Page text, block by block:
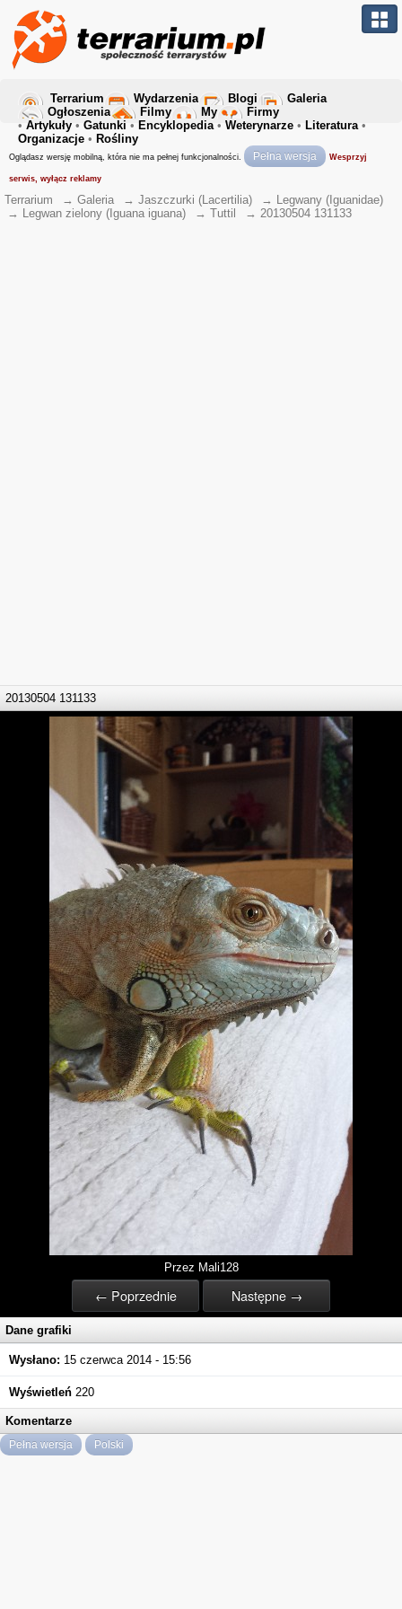
Terrarium Wydarzenia Blogi
Galeria
Ogłoszenia
Filmy My
Firmy
• Artykuły • Gatunki • Encyklopedia• Weterynarze • Literatura•
Organizacje • Rośliny
Oglądasz wersję mobilną, która nie ma pełnej funkcjonalności. Pełna wersja Wesprzyj
serwis, wyłącz reklamy
Terrarium → Galeria → Jaszczurki (Lacertilia) → Legwany (Iguanidae)
→ Legwan zielony (Iguana iguana) → Tuttil → 20130504 131133
20130504 131133
Przez Mali128
← Poprzednie Następne →
Dane grafiki
Wysłano: 15 czerwca 2014 - 15:56
Wyświetleń 220
Komentarze
Pełna wersja Polski